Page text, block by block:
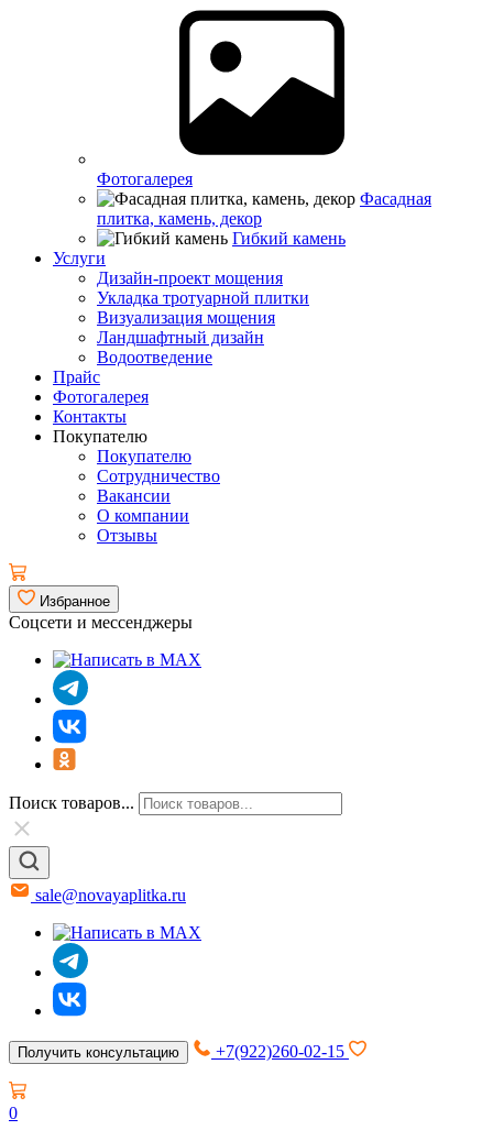
Фотогалерея
Фасадная
плитка, камень, декор
Гибкий камень
Услуги
Дизайн-проект мощения
Укладка тротуарной плитки
Визуализация мощения
Ландшафтный дизайн
Водоотведение
Прайс
Фотогалерея
Контакты
Покупателю
Покупателю
Сотрудничество
Вакансии
О компании
Отзывы
Избранное
Соцсети и мессенджеры
Поиск товаров...
sale@novayaplitka.ru
Получить консультацию +7(922)260-02-15
0